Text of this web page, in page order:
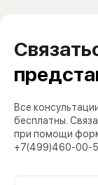
Все
бесплатны.
при помощи
+7(499)460-00-